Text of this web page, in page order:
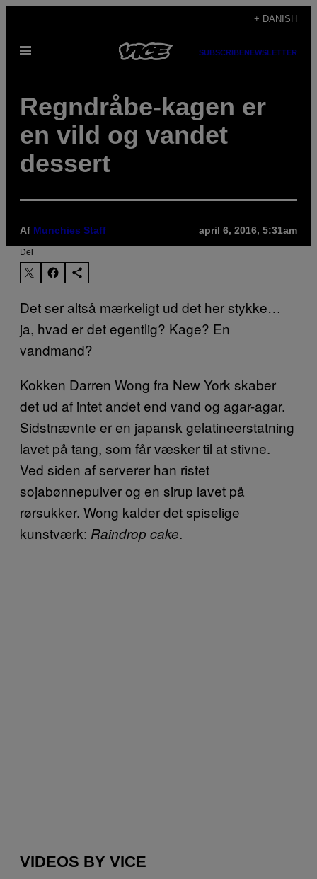
indhold
+ DANISH
Åbn
SUBSCRIBENEWSLETTER
Regndråbe-kagen er
en vild og vandet
dessert
Af Munchies Staff april 6, 2016, 5:31am
Del
Det ser altså mærkeligt ud det her stykke…
ja, hvad er det egentlig? Kage? En
vandmand?
Kokken Darren Wong fra New York skaber
det ud af intet andet end vand og agar-agar.
Sidstnævnte er en japansk gelatineerstatning
lavet på tang, som får væsker til at stivne.
Ved siden af serverer han ristet
sojabønnepulver og en sirup lavet på
rørsukker. Wong kalder det spiselige
kunstværk: Raindrop cake.
VIDEOS BY VICE